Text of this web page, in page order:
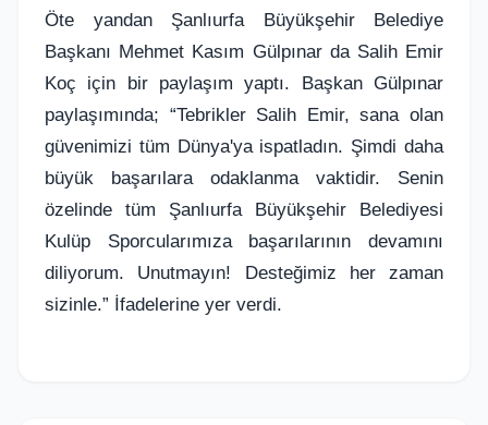
Öte yandan Şanlıurfa Büyükşehir Belediye
Başkanı Mehmet Kasım Gülpınar da Salih Emir
Koç için bir paylaşım yaptı. Başkan Gülpınar
paylaşımında; “Tebrikler Salih Emir, sana olan
güvenimizi tüm Dünya'ya ispatladın. Şimdi daha
büyük başarılara odaklanma vaktidir. Senin
özelinde tüm Şanlıurfa Büyükşehir Belediyesi
Kulüp Sporcularımıza başarılarının devamını
diliyorum. Unutmayın! Desteğimiz her zaman
sizinle.” İfadelerine yer verdi.